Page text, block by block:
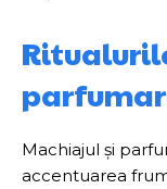
Machiajul și
accentuarea